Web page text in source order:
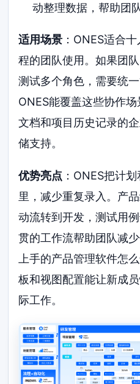
动整理数据，帮助团
适用场景 ：ONES适合
程的团队使用。如果团
测试多个角色，需要统
ONES能覆盖这些协作
文档和项目历史记录的
储支持。
优势亮点 ：ONES把计
里，减少重复录入。产
动流转到开发，测试用
贯的工作流帮助团队减
上手的产品管理软件怎
板和视图配置能让新成
际工作。